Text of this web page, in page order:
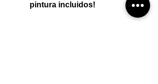
pintura incluidos!